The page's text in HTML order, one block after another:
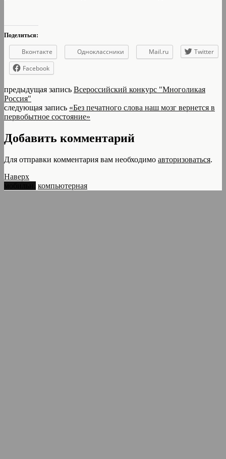
Поделиться:
Вконтакте Одноклассники Mail.ru
Twitter
Facebook
предыдущая запись Всероссийский конкурс "Многоликая
Россия"
следующая запись «Без печатного слова наш мозг вернется в
первобытное состояние»
Добавить комментарий
Для отправки комментария вам необходимо авторизоваться.
Наверх
компьютерная